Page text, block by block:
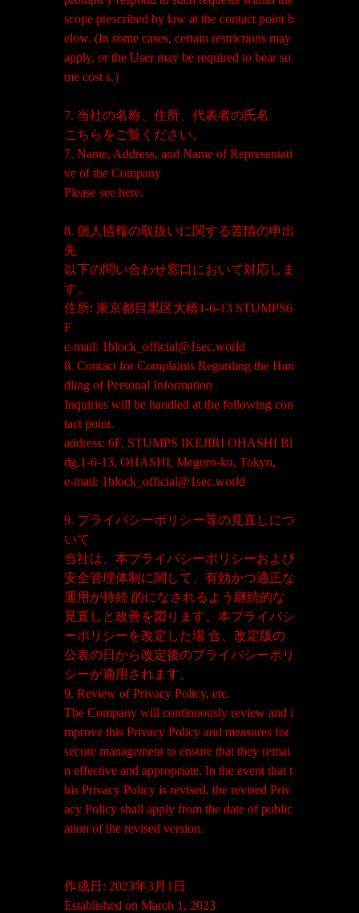
scope prescribed by law at the contact point b
elow. (In some cases, certain restrictions may
apply, or the User may be required to bear so
me cost s.）
7. 当社の名称、住所、代表者の氏名
こちら をご覧ください。
7. Name, Address, and Name of Representati
ve of the Company
Please see here.
8. 個人情報の取扱いに関する苦情の申出
先
以下の問い合わせ窓口において対応しま
す。
住所: 東京都目黒区大橋1-6-13 STUMPS6
F
e-mail: 1block_official@1sec.world
8. Contact for Complaints Regarding the Han
dling of Personal Information
Inquiries will be handled at the following con
tact point.
address: 6F, STUMPS IKEJIRI OHASHI Bl
dg.1-6-13, OHASHI, Meguro-ku, Tokyo,
e-mail: 1block_official@1sec.world
9. プライバシーポリシー等の見直しにつ
いて
当社は、本プライバシーポリシーおよび
安全管理体制に関して、有効かつ適正な
運用が持続 的になされるよう継続的な
見直しと改善を図ります。本プライバシ
ーポリシーを改定した場 合、改定版の
公表の日から改定後のプライバシーポリ
シーが適用されます。
9. Review of Privacy Policy, etc.
The Company will continuously review and i
mprove this Privacy Policy and measures for
secure management to ensure that they remai
n effective and appropriate. In the event that t
his Privacy Policy is revised, the revised Priv
acy Policy shall apply from the date of public
ation of the revised version.
作成日: 2023年3月1日
Established on March 1, 2023